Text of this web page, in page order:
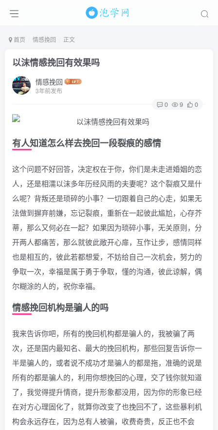
首页 情感挽回 正文
以沫情感挽回有效果吗
情感挽回
3年前发布
0 9 0
有人知道怎么样去挽回一段裂痕的感情
这个问题不好回答，决定权在于你，你们是未走进婚姻的恋
人，还是相濡以沫多年历经风雨的夫妻呢？这个裂痕又是什
么呢？背叛还是琐碎的小事？一切跟着自己的心走，如果无
法做到摒弃前嫌，忘记裂痕，重新在一起彼此尴尬，心存芥
蒂，那么又何必在一起？如果因为琐碎小事，无关原则，分
开两人都痛苦，那么就彼此敞开心扉，互作让步，感情同样
也是相互的，彼此若都想爱，不妨给自己一次机会，努力的
争取一次，幸福是属于勇于争取，懂的沟通，彼此谅解，偶
尔糊涂的人的，祝你幸福。
情感挽回机构是骗人的吗
我来告诉你吧，所有的挽回机构都是骗人的，我被骗了两
次，还是国内最知名、最大的挽回机构，那些回复告诉你一
半是骗人的，或者说不成功才是骗人的都是拖，准确的说是
所有的都是骗人的，利用你想挽回的心理，交了钱你就知道
了，我觉得提升情商，提升形象都没用，因为你的形象已经
在对方心理固化了，就算你改变了也挽回不了，这些暴利机
构会永远存在，因为总有人被骗，收费奇贵，反正也不会